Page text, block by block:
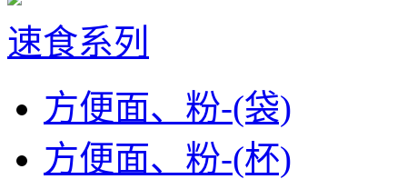
速食系列
方便面、粉-(袋)
方便面、粉-(杯)